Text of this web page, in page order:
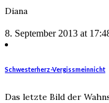
Diana
8. September 2013 at
Schwesterherz-Vergissmeinnicht
Das letzte Bild der